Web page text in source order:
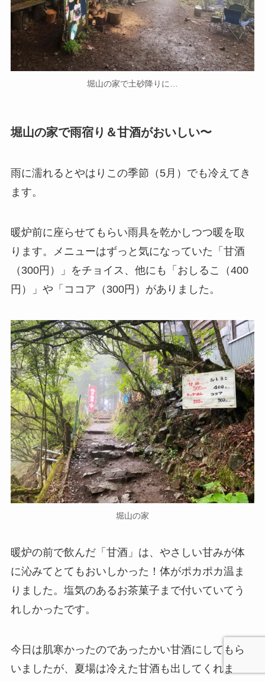
堀山の家で土砂降りに…
堀山の家で雨宿り＆甘酒がおいしい〜
雨に濡れるとやはりこの季節（5月）でも冷えてき
ます。
暖炉前に座らせてもらい雨具を乾かしつつ暖を取
ります。メニューはずっと気になっていた「甘酒
（300円）」をチョイス、他にも「おしるこ（400
円）」や「ココア（300円）がありました。
堀山の家
暖炉の前で飲んだ「甘酒」は、やさしい甘みが体
に沁みてとてもおいしかった！体がポカポカ温ま
りました。塩気のあるお茶菓子まで付いていてう
れしかったです。
今日は肌寒かったのであったかい甘酒にしてもら
いましたが、夏場は冷えた甘酒も出してくれま